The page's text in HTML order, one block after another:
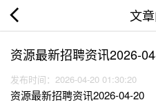
文
资源最新招聘资讯2026-
发布时间：2026-04-20 01:30:20
资源最新招聘资讯2026-04-20